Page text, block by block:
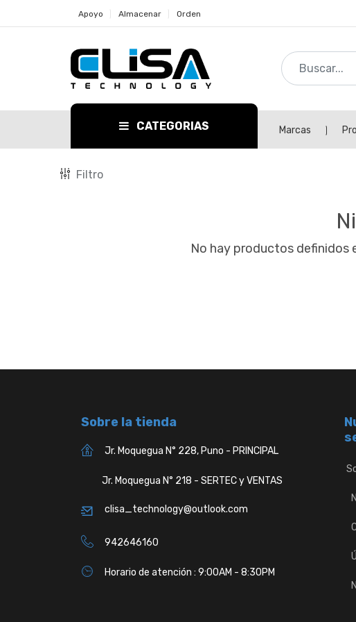
Apoyo Almacenar Orden
CATEGORIAS Marcas
Filtro
No hay productos definidos
Sobre la tienda
Jr. Moquegua N° 228, Puno - PRINCIPAL
Jr. Moquegua N° 218 - SERTEC y VENTAS
clisa_technology@outlook.com
942646160
Horario de atención : 9:00AM - 8:30PM